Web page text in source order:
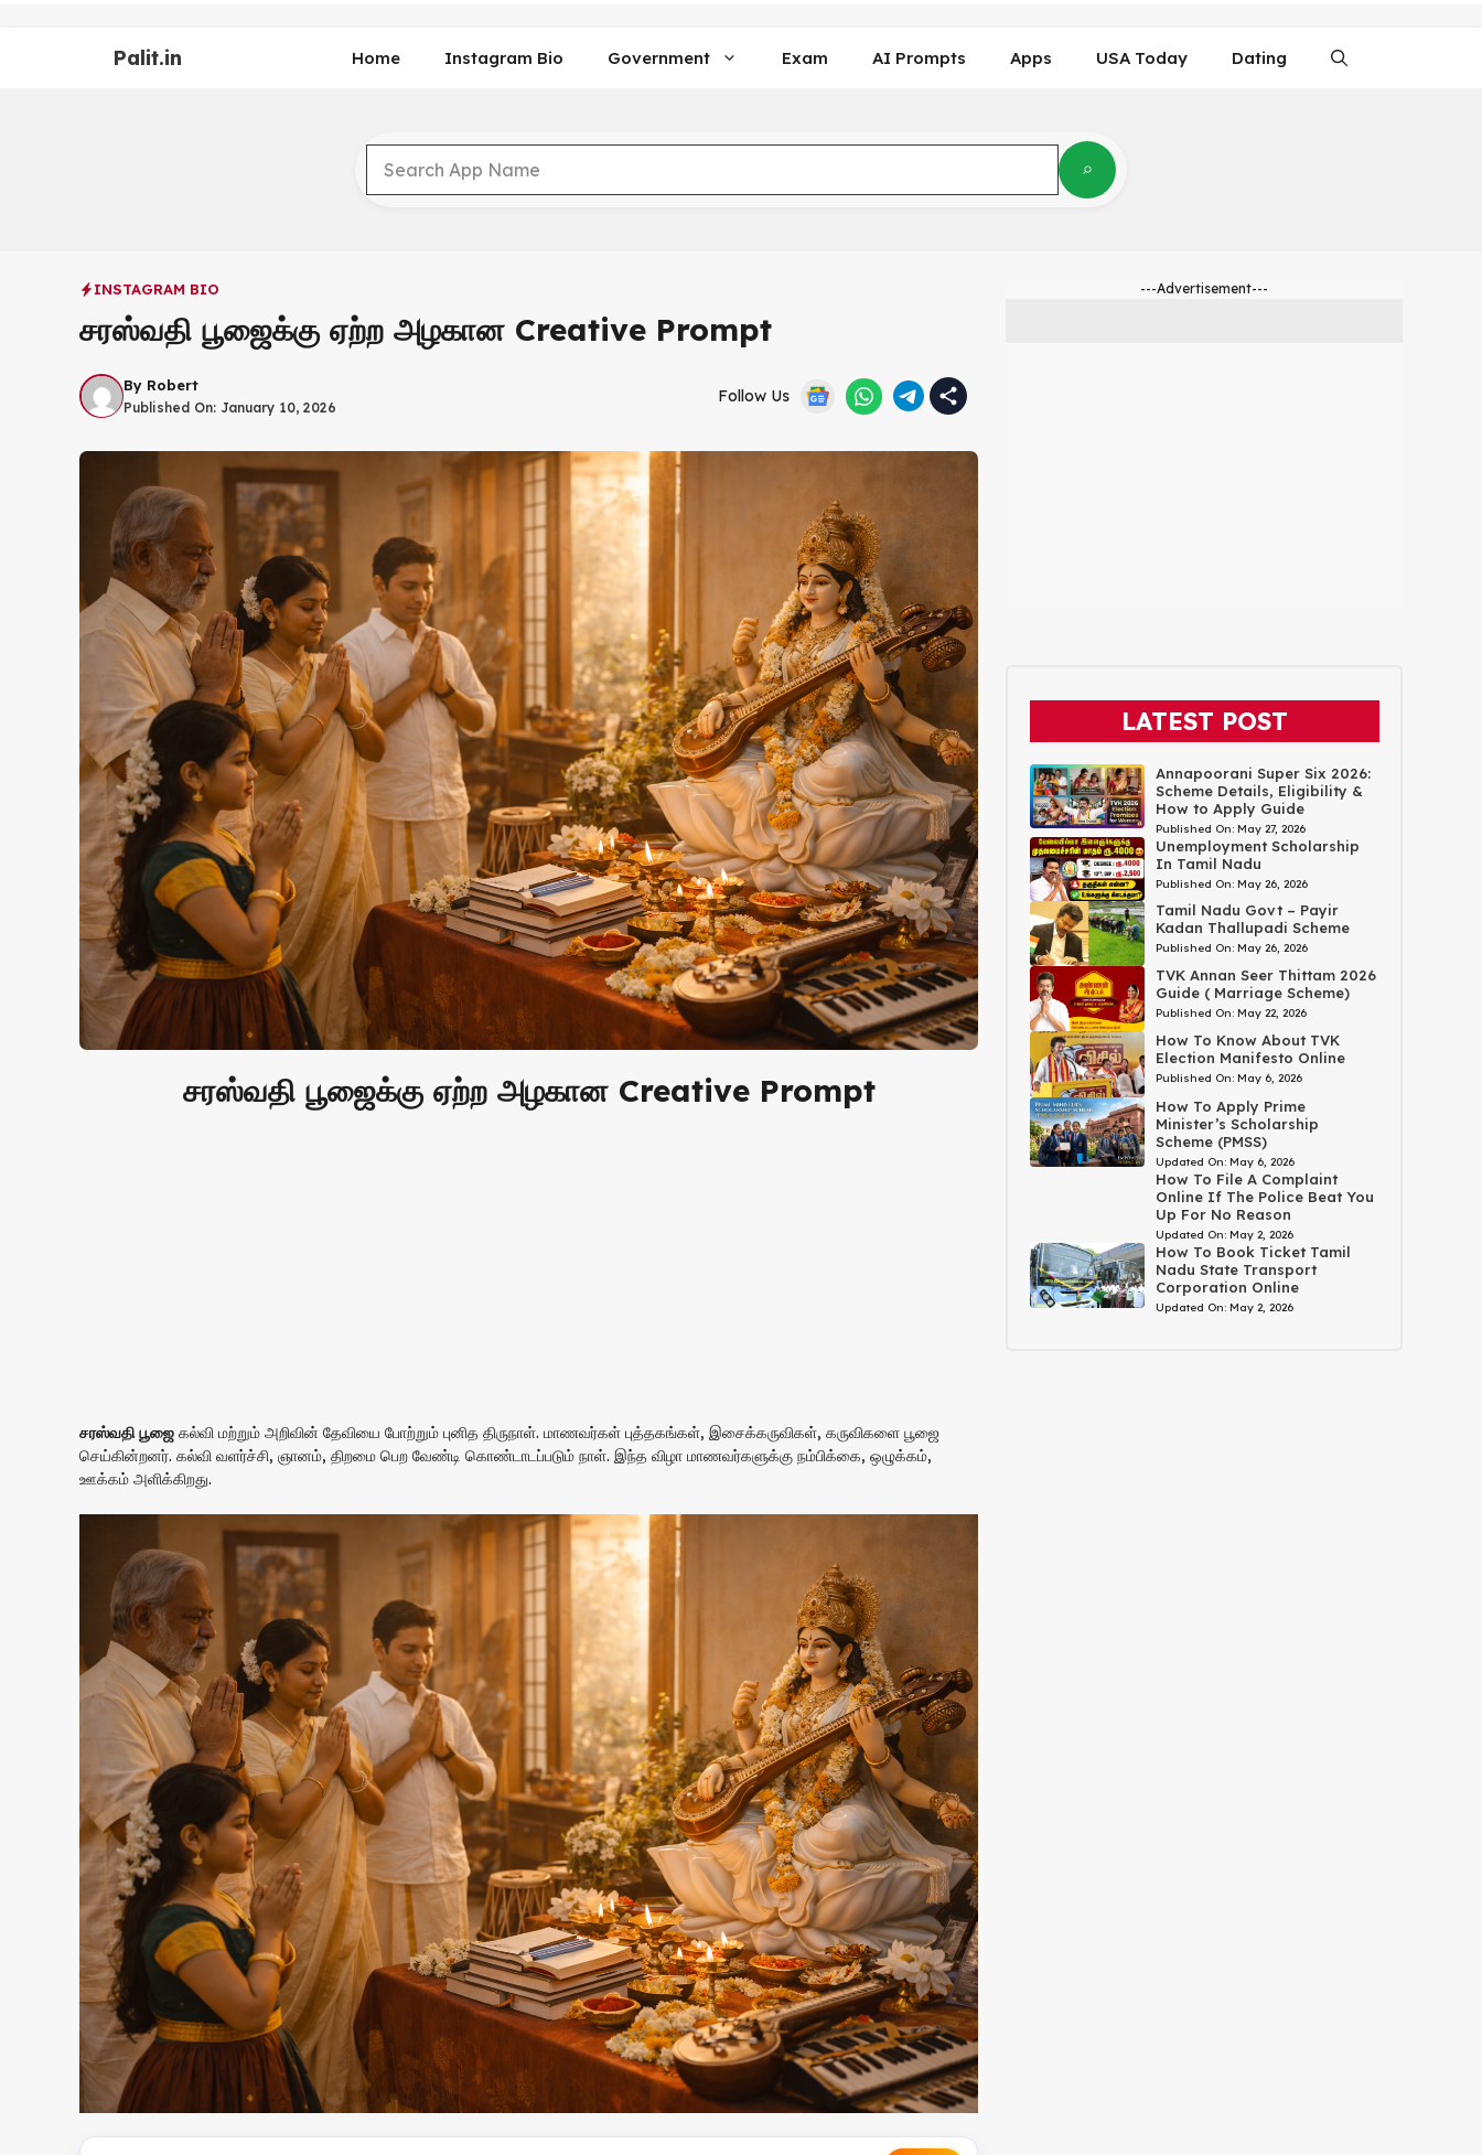
Palit.in Home Instagram Bio Government Exam AI Prompts Apps USA Today Dating
INSTAGRAM BIO
சரஸ்வதி பூஜைக்கு ஏற்ற அழகான Creative Prompt
By Robert
Published On: January 10, 2026
Follow Us
சரஸ்வதி பூஜைக்கு ஏற்ற அழகான Creative Prompt
சரஸ்வதி பூஜை கல்வி மற்றும் அறிவின் தேவியை போற்றும் புனித திருநாள். மாணவர்கள் புத்தகங்கள், இசைக்கருவிகள், கருவிகளை பூஜை
செய்கின்றனர். கல்வி வளர்ச்சி, ஞானம், திறமை பெற வேண்டி கொண்டாடப்படும் நாள். இந்த விழா மாணவர்களுக்கு நம்பிக்கை, ஒழுக்கம்,
ஊக்கம் அளிக்கிறது.
---Advertisement---
LATEST POST
Annapoorani Super Six 2026:
Scheme Details, Eligibility &
How to Apply Guide
Published On: May 27, 2026
Unemployment Scholarship
In Tamil Nadu
Published On: May 26, 2026
Tamil Nadu Govt – Payir
Kadan Thallupadi Scheme
Published On: May 26, 2026
TVK Annan Seer Thittam 2026
Guide ( Marriage Scheme)
Published On: May 22, 2026
How To Know About TVK
Election Manifesto Online
Published On: May 6, 2026
How To Apply Prime
Minister’s Scholarship
Scheme (PMSS)
Updated On: May 6, 2026
How To File A Complaint
Online If The Police Beat You
Up For No Reason
Updated On: May 2, 2026
How To Book Ticket Tamil
Nadu State Transport
Corporation Online
Updated On: May 2, 2026